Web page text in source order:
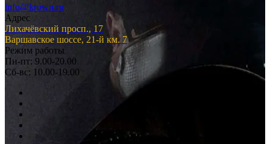
info@krown.ru
Адрес
Лихачёвский просп., 17
Варшавское шоссе, 21-й км. 7
Режим работы
Пн-пт: 9.00-20.00
Сб-вс: 10.00-19.00